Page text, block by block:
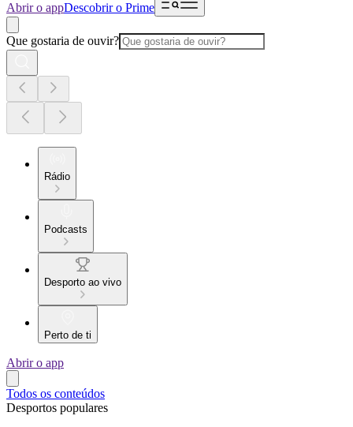
Abrir o appDescobrir o Prime
Que gostaria de ouvir?
Rádio
Podcasts
Desporto ao vivo
Perto de ti
Abrir o app
Todos os conteúdos
Desportos populares